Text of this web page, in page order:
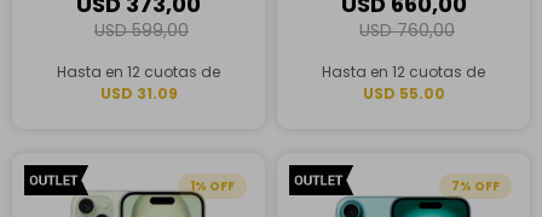
USD 599,00
Hasta en 12 cuotas de
USD 31.09
USD 760,00
Hasta en 12 cuotas de
USD 55.00
1 7